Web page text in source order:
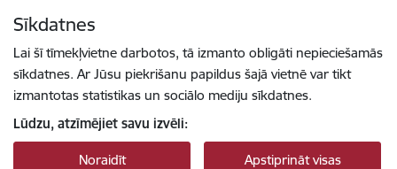
Sīkdatnes
Lai šī tīmekļvietne darbotos, tā izmanto obligāti nepieciešamās
sīkdatnes. Ar Jūsu piekrišanu papildus šajā vietnē var tikt
izmantotas statistikas un sociālo mediju sīkdatnes.
Lūdzu, atzīmējiet savu izvēli:
Noraidīt Apstiprināt visas